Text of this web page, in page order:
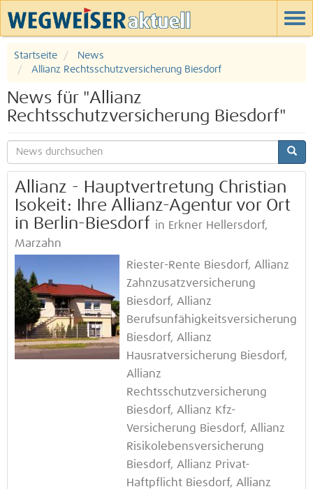
Startseite
News
Allianz Rechtsschutzversicherung Biesdorf
News für "Allianz
Rechtsschutzversicherung Biesdorf"
Allianz - Hauptvertretung Christian
Isokeit: Ihre Allianz-Agentur vor Ort
in Berlin-Biesdorf in Erkner Hellersdorf,
Marzahn
Riester-Rente Biesdorf, Allianz
Zahnzusatzversicherung
Biesdorf, Allianz
Berufsunfähigkeitsversicherung
Biesdorf, Allianz
Hausratversicherung Biesdorf,
Allianz
Rechtsschutzversicherung
Biesdorf, Allianz Kfz-
Versicherung Biesdorf, Allianz
Risikolebensversicherung
Biesdorf, Allianz Privat-
Haftpflicht Biesdorf, Allianz